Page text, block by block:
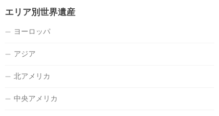
エリア別世界遺産
ヨーロッパ
アジア
北アメリカ
中央アメリカ